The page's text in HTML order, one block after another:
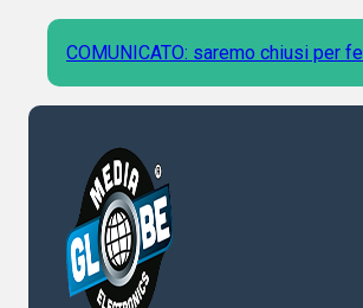
COMUNICATO: saremo chiusi per
Agosto